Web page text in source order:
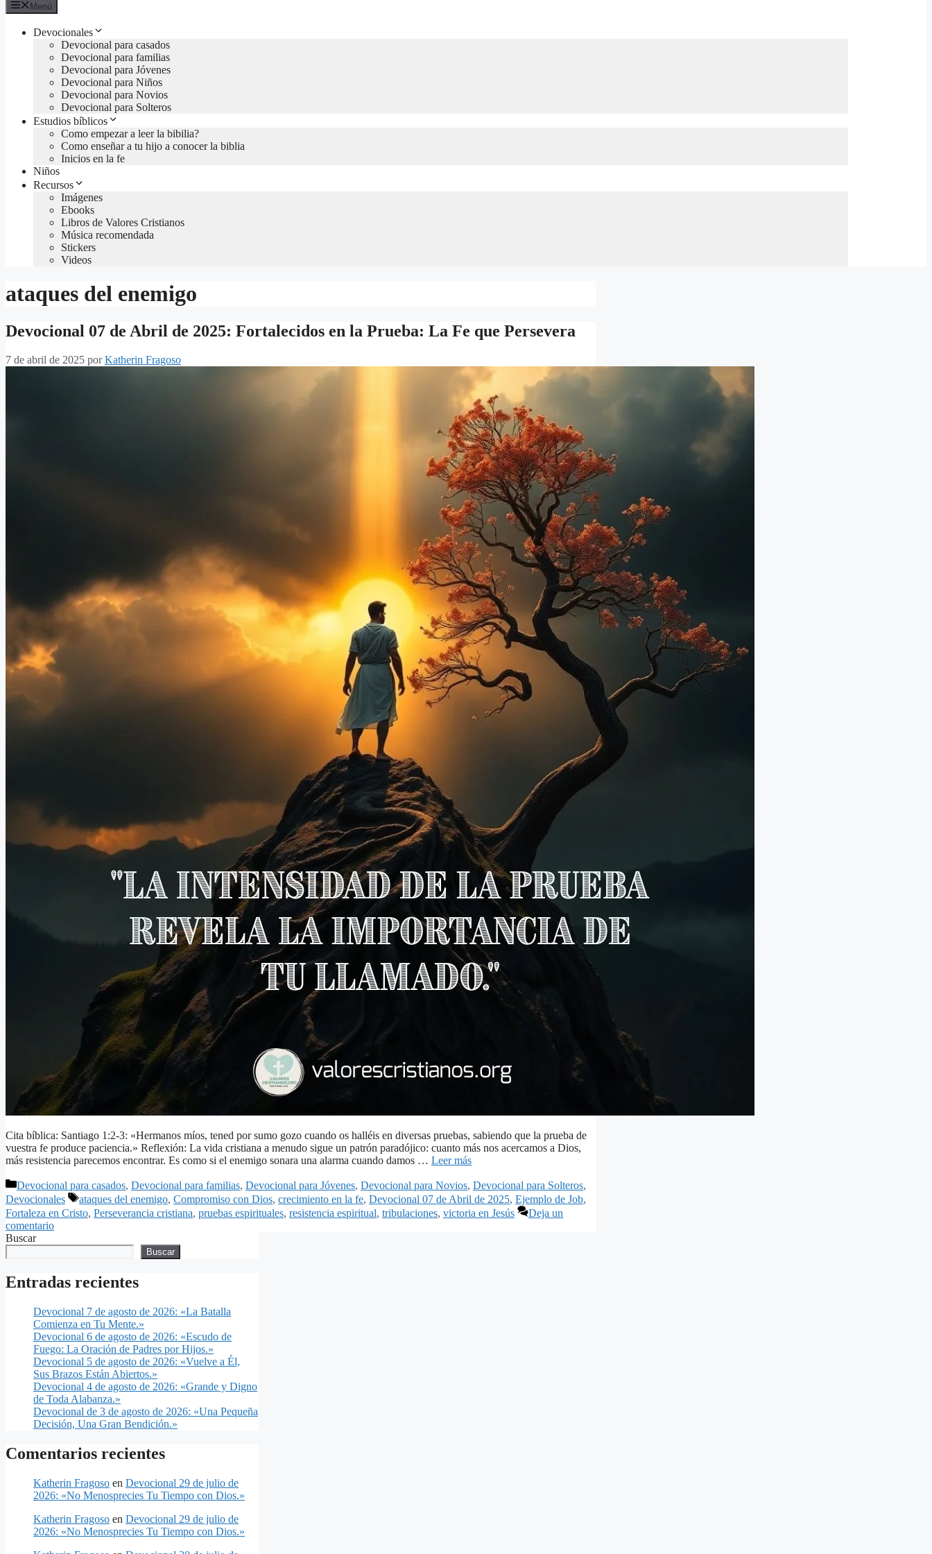
Menú
Devocionales
Devocional para casados
Devocional para familias
Devocional para Jóvenes
Devocional para Niños
Devocional para Novios
Devocional para Solteros
Estudios bíblicos
Como empezar a leer la bibilia?
Como enseñar a tu hijo a conocer la biblia
Inicios en la fe
Niños
Recursos
Imágenes
Ebooks
Libros de Valores Cristianos
Música recomendada
Stickers
Videos
ataques del enemigo
Devocional 07 de Abril de 2025: Fortalecidos en la Prueba: La Fe que Persevera
7 de abril de 2025 porKatherin Fragoso
Cita bíblica: Santiago 1:2-3: «Hermanos míos, tened por sumo gozo cuando os halléis en diversas pruebas, sabiendo que la prueba de
vuestra fe produce paciencia.» Reflexión: La vida cristiana a menudo sigue un patrón paradójico: cuanto más nos acercamos a Dios,
más resistencia parecemos encontrar. Es como si el enemigo sonara una alarma cuando damos … Leer más
Categorías
Devocional para casados, Devocional para familias, Devocional para Jóvenes, Devocional para Novios, Devocional para Solteros,
Devocionales
Etiquetas
ataques del enemigo, Compromiso con Dios, crecimiento en la fe, Devocional 07 de Abril de 2025, Ejemplo de Job,
Fortaleza en Cristo, Perseverancia cristiana, pruebas espirituales, resistencia espiritual, tribulaciones, victoria en Jesús
Deja un
comentario
Buscar
Buscar
Entradas recientes
Devocional 7 de agosto de 2026: «La Batalla
Comienza en Tu Mente.»
Devocional 6 de agosto de 2026: «Escudo de
Fuego: La Oración de Padres por Hijos.»
Devocional 5 de agosto de 2026: «Vuelve a Él,
Sus Brazos Están Abiertos.»
Devocional 4 de agosto de 2026: «Grande y Digno
de Toda Alabanza.»
Devocional de 3 de agosto de 2026: «Una Pequeña
Decisión, Una Gran Bendición.»
Comentarios recientes
Katherin Fragoso en Devocional 29 de julio de
2026: «No Menosprecies Tu Tiempo con Dios.»
Katherin Fragoso en Devocional 29 de julio de
2026: «No Menosprecies Tu Tiempo con Dios.»